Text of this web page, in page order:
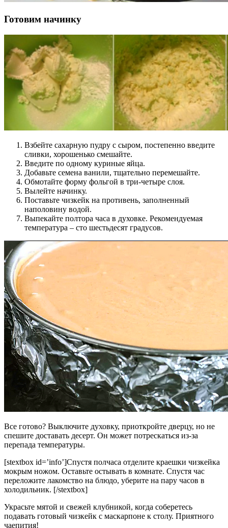
Готовим начинку
Взбейте сахарную пудру с сыром, постепенно введите
сливки, хорошенько смешайте.
Введите по одному куриные яйца.
Добавьте семена ванили, тщательно перемешайте.
Обмотайте форму фольгой в три-четыре слоя.
Вылейте начинку.
Поставьте чизкейк на противень, заполненный
наполовину водой.
Выпекайте полтора часа в духовке. Рекомендуемая
температура – сто шестьдесят градусов.
Все готово? Выключите духовку, приоткройте дверцу, но не
спешите доставать десерт. Он может потрескаться из-за
перепада температуры.
[stextbox id=’info’]Спустя полчаса отделите краешки чизкейка
мокрым ножом. Оставьте остывать в комнате. Спустя час
переложите лакомство на блюдо, уберите на пару часов в
холодильник. [/stextbox]
Украсьте мятой и свежей клубникой, когда соберетесь
подавать готовый чизкейк с маскарпоне к столу. Приятного
чаепития!